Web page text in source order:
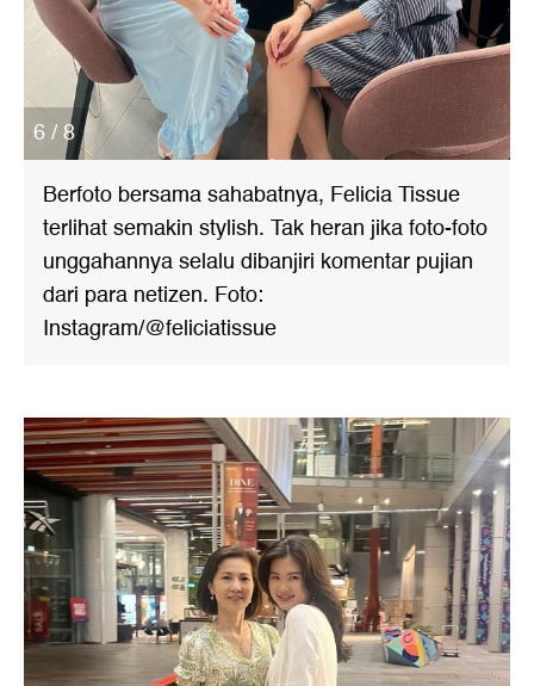
6 / 8
Berfoto bersama sahabatnya, Felicia Tissue
terlihat semakin stylish. Tak heran jika foto-foto
unggahannya selalu dibanjiri komentar pujian
dari para netizen. Foto:
Instagram/@feliciatissue